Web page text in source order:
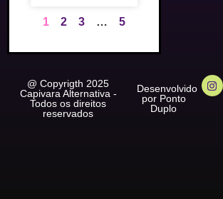
1 2 3 … 5
@ Copyrigth 2025
Capivara Alternativa -
Todos os direitos
reservados
Desenvolvido
por Ponto
Duplo